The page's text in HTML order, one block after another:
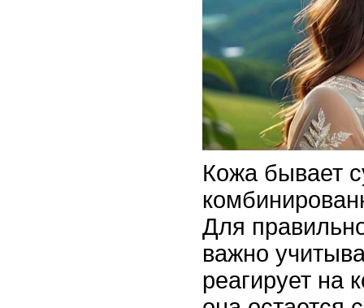
Кожа бывает
Для
важно
реагирует на